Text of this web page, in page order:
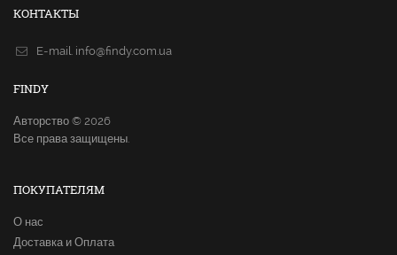
КОНТАКТЫ
E-mail. info@findy.com.ua
FINDY
Авторство © 2026
Все права защищены.
ПОКУПАТЕЛЯМ
О нас
Доставка и Оплата